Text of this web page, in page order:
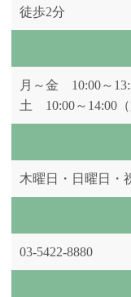
徒歩2分
月～金 10:00～
土 10:00～14:00（
木曜日・日曜日・
03-5422-8880